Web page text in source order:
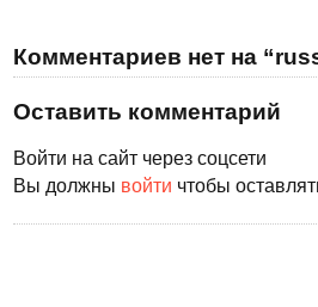
Комментариев нет на
Оставить комментарий
Войти на сайт через соцсети
Вы должны войти чтобы